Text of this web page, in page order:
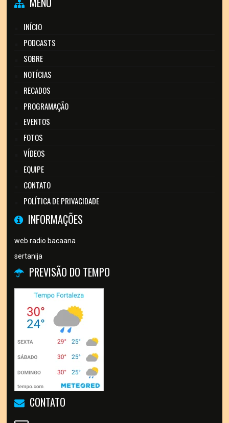
INÍCIO
PODCASTS
SOBRE
NOTÍCIAS
RECADOS
PROGRAMAÇÃO
EVENTOS
FOTOS
VÍDEOS
EQUIPE
CONTATO
POLÍTICA DE PRIVACIDADE
INFORMAÇÕES
web radio bacaana
sertanija
PREVISÃO DO TEMPO
CONTATO